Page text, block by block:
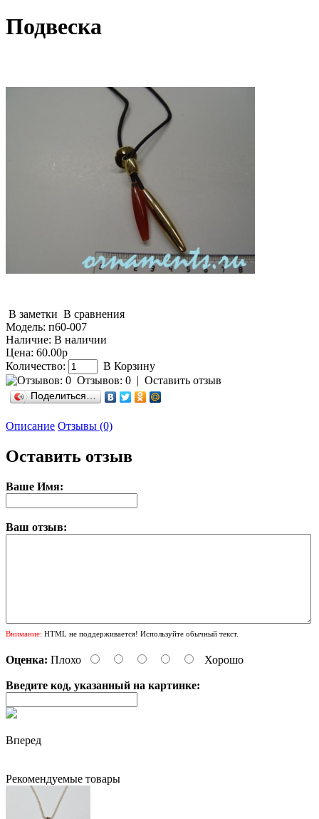
Подвеска
В заметки В сравнения
Модель: п60-007
Наличие: В наличии
Цена: 60.00р
Количество:
В Корзину
Отзывов: 0 | Оставить отзыв
Поделиться…
Описание Отзывы (0)
Оставить отзыв
Ваше Имя:
Ваш отзыв:
Внимание: HTML не поддерживается! Используйте обычный текст.
Оценка: Плохо Хорошо
Введите код, указанный на картинке:
Вперед
Рекомендуемые товары